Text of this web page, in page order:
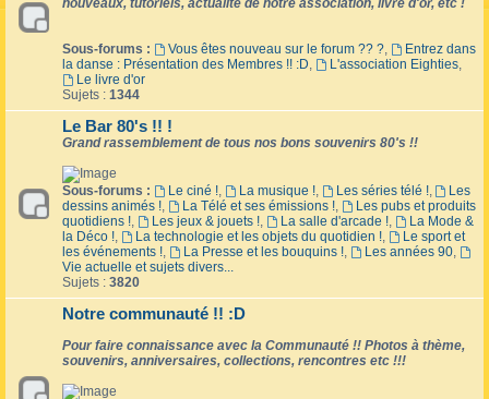
nouveaux, tutoriels, actualité de notre association, livre d'or, etc !
Sous-forums : Vous êtes nouveau sur le forum ?? ?,
Entrez dans
la danse : Présentation des Membres !! :D, L'association Eighties,
Le livre d'or
Sujets : 1344
Le Bar 80's !! !
Grand rassemblement de tous nos bons souvenirs 80's !!
Sous-forums : Le ciné !, La musique !, Les séries télé !,
Les
dessins animés !, La Télé et ses émissions !,
Les pubs et produits
quotidiens !, Les jeux & jouets !, La salle d'arcade !,
La Mode &
la Déco !, La technologie et les objets du quotidien !,
Le sport et
les événements !, La Presse et les bouquins !, Les années 90,
Vie actuelle et sujets divers...
Sujets : 3820
Notre communauté !! :D
Pour faire connaissance avec la Communauté !! Photos à thème,
souvenirs, anniversaires, collections, rencontres etc !!!